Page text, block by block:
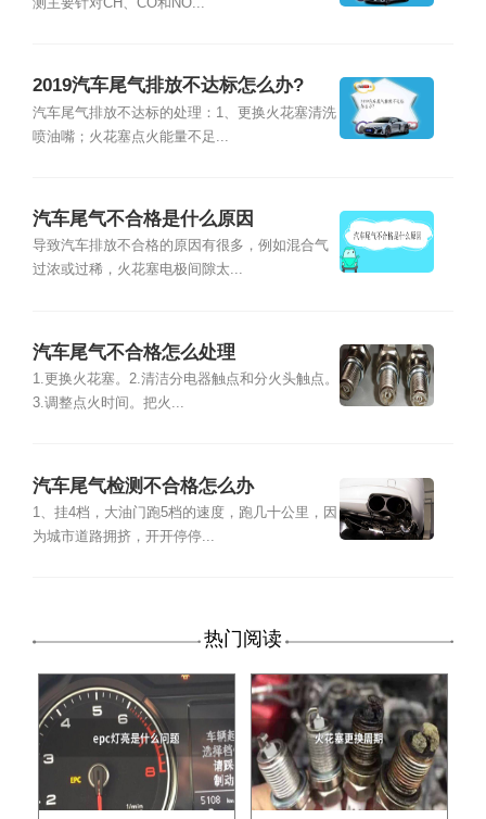
测主要针对CH、CO和NO...
2019汽车尾气排放不达标怎么办?
汽车尾气排放不达标的处理：1、更换火花塞清洗
喷油嘴；火花塞点火能量不足...
汽车尾气不合格是什么原因
导致汽车排放不合格的原因有很多，例如混合气
过浓或过稀，火花塞电极间隙太...
汽车尾气不合格怎么处理
1.更换火花塞。2.清洁分电器触点和分火头触点。
3.调整点火时间。把火...
汽车尾气检测不合格怎么办
1、挂4档，大油门跑5档的速度，跑几十公里，因
为城市道路拥挤，开开停停...
热门阅读